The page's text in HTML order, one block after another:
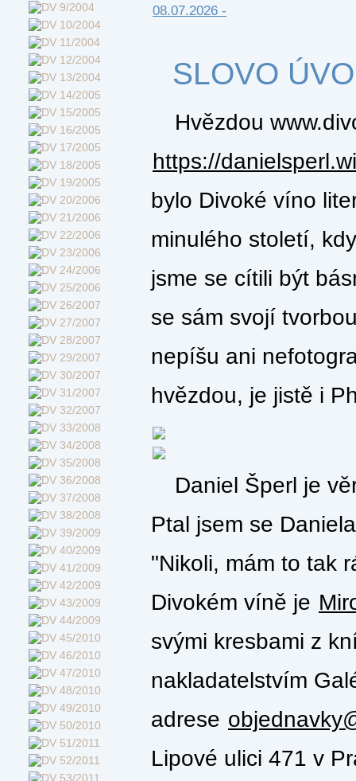
08.07.2026 -
SLOVO
Hvězdou
https://
bylo Divoké víno
minulého století,
jsme se cítili být
se sám svojí
nepíšu ani
hvězdou, je jistě i
Daniel Šperl je
Ptal jsem se
"Nikoli, mám to tak
Divokém víně je
svými kresbami z
nakladatelstvím
adrese
Lipové ulici 471 v